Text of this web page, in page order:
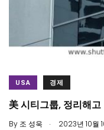
USA 경제
美 시티그룹, 정리해
By 조 성욱 . 2023년 10월